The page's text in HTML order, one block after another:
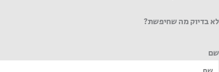
לא בדיוק מה שחיפשת?
שם